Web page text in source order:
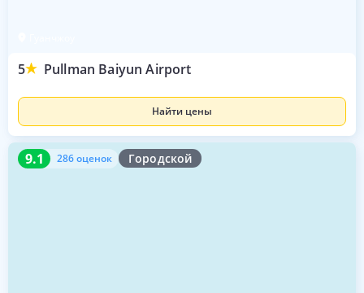
5 Pullman Baiyun Airport
Найти цены
9.1 286 оценок Городской
9.1 286 оценок